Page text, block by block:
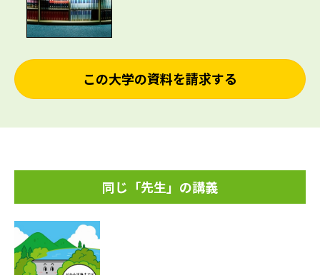
この大学の資料を請求する
同じ「先生」の講義